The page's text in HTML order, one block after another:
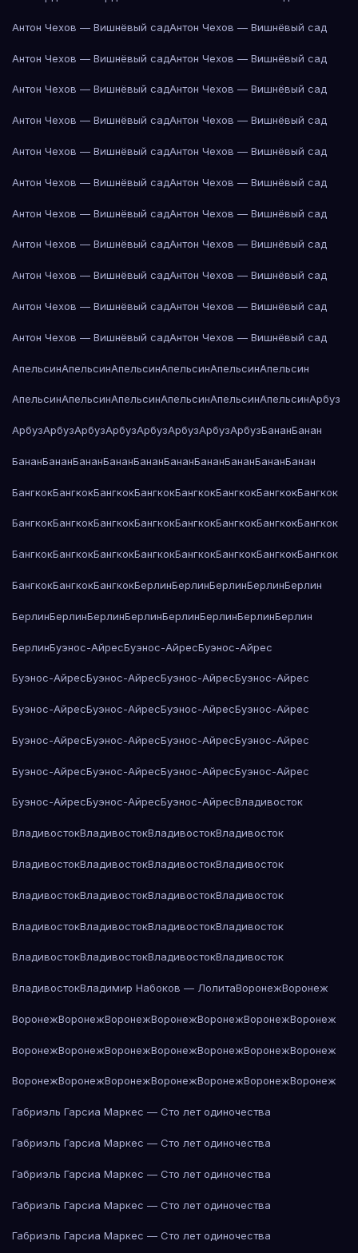
Антон Чехов — Вишнёвый садАнтон Чехов — Вишнёвый сад
Антон Чехов — Вишнёвый садАнтон Чехов — Вишнёвый сад
Антон Чехов — Вишнёвый садАнтон Чехов — Вишнёвый сад
Антон Чехов — Вишнёвый садАнтон Чехов — Вишнёвый сад
Антон Чехов — Вишнёвый садАнтон Чехов — Вишнёвый сад
Антон Чехов — Вишнёвый садАнтон Чехов — Вишнёвый сад
Антон Чехов — Вишнёвый садАнтон Чехов — Вишнёвый сад
Антон Чехов — Вишнёвый садАнтон Чехов — Вишнёвый сад
Антон Чехов — Вишнёвый садАнтон Чехов — Вишнёвый сад
Антон Чехов — Вишнёвый садАнтон Чехов — Вишнёвый сад
Антон Чехов — Вишнёвый садАнтон Чехов — Вишнёвый сад
АпельсинАпельсинАпельсинАпельсинАпельсинАпельсин
АпельсинАпельсинАпельсинАпельсинАпельсинАпельсинАрбуз
АрбузАрбузАрбузАрбузАрбузАрбузАрбузАрбузБананБанан
БананБананБананБананБананБананБананБананБананБанан
БангкокБангкокБангкокБангкокБангкокБангкокБангкокБангкок
БангкокБангкокБангкокБангкокБангкокБангкокБангкокБангкок
БангкокБангкокБангкокБангкокБангкокБангкокБангкокБангкок
БангкокБангкокБангкокБерлинБерлинБерлинБерлинБерлин
БерлинБерлинБерлинБерлинБерлинБерлинБерлинБерлин
БерлинБуэнос-АйресБуэнос-АйресБуэнос-Айрес
Буэнос-АйресБуэнос-АйресБуэнос-АйресБуэнос-Айрес
Буэнос-АйресБуэнос-АйресБуэнос-АйресБуэнос-Айрес
Буэнос-АйресБуэнос-АйресБуэнос-АйресБуэнос-Айрес
Буэнос-АйресБуэнос-АйресБуэнос-АйресБуэнос-Айрес
Буэнос-АйресБуэнос-АйресБуэнос-АйресВладивосток
ВладивостокВладивостокВладивостокВладивосток
ВладивостокВладивостокВладивостокВладивосток
ВладивостокВладивостокВладивостокВладивосток
ВладивостокВладивостокВладивостокВладивосток
ВладивостокВладивостокВладивостокВладивосток
ВладивостокВладимир Набоков — ЛолитаВоронежВоронеж
ВоронежВоронежВоронежВоронежВоронежВоронежВоронеж
ВоронежВоронежВоронежВоронежВоронежВоронежВоронеж
ВоронежВоронежВоронежВоронежВоронежВоронежВоронеж
Габриэль Гарсиа Маркес — Сто лет одиночества
Габриэль Гарсиа Маркес — Сто лет одиночества
Габриэль Гарсиа Маркес — Сто лет одиночества
Габриэль Гарсиа Маркес — Сто лет одиночества
Габриэль Гарсиа Маркес — Сто лет одиночества